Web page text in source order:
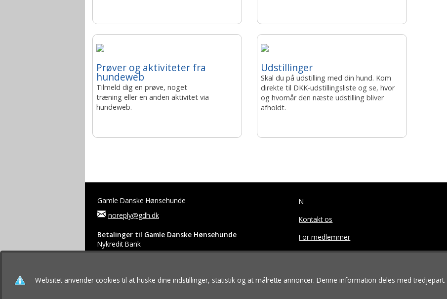
Prøver og aktiviteter fra
hundeweb
Tilmeld dig en prøve, noget
træning eller en anden aktivitet via
hundeweb.
Udstillinger
Skal du på udstilling med din hund. Kom
direkte til DKK-udstillingsliste og se, hvor
og hvornår den næste udstilling bliver
afholdt.
Gamle Danske Hønsehunde
noreply@gdh.dk
Betalinger til Gamle Danske Hønsehunde
Nykredit Bank
Reg.nr.: 5479 Konto.nr.: 2339398
© 2026 Gamle Danske Hønsehunde. All rights reserved.
N
Kontakt os
For medlemmer
Websitet anvender cookies til at huske dine indstillinger, statistik og at målrette annoncer. Denne information deles med tredjepart.